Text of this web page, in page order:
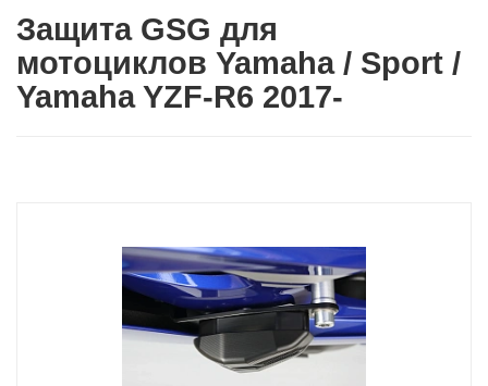
Защита GSG для
мотоциклов Yamaha / Sport /
Yamaha YZF-R6 2017-